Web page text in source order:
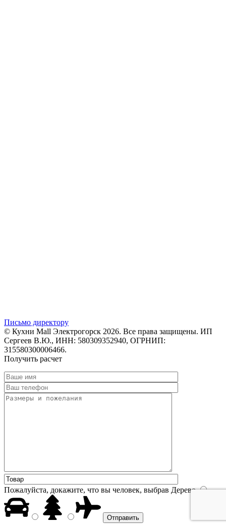
Письмо директору
© Кухни Mall Электрогорск 2026. Все права защищены. ИП
Сергеев В.Ю., ИНН: 580309352940, ОГРНИП:
315580300006466.
Получить расчет
Пожалуйста, докажите, что вы человек, выбрав Дерево.